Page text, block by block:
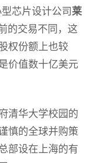
芯片设计公司莱
的交易不同，这
权份额上也较
价值数十亿美元
清华大学校园的
慎的全球并购策
部设在上海的有